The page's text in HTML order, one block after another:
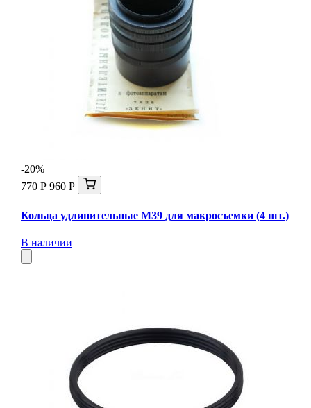
-20%
770 Р 960 Р
Кольца удлинительные М39 для макросъемки (4 шт.)
В наличии